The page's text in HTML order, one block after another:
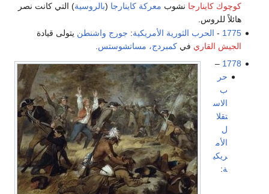
كوچوك كاينارجا نشوب معركة كاينارجا (بالروسية) التي كانت نصر
هائلاً للروس.
1775
- الحرب الثورية الأمريكية: جورج واشنطن يتولى قيادة
الجيش القاري فيكمبردج، مساتشوستس
1778
–
حر
ب
الاس
تقلا
ل
الأم
ريكي
ة: